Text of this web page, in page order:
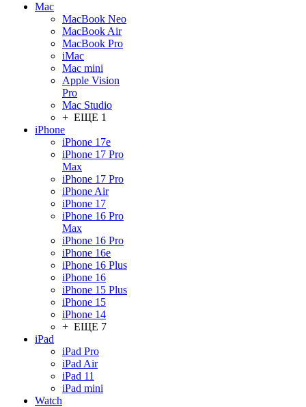
Mac
MacBook Neo
MacBook Air
MacBook Pro
iMac
Mac mini
Apple Vision
Pro
Mac Studio
+ ЕЩЕ 1
iPhone
iPhone 17e
iPhone 17 Pro
Max
iPhone 17 Pro
iPhone Air
iPhone 17
iPhone 16 Pro
Max
iPhone 16 Pro
iPhone 16e
iPhone 16 Plus
iPhone 16
iPhone 15 Plus
iPhone 15
iPhone 14
+ ЕЩЕ 7
iPad
iPad Pro
iPad Air
iPad 11
iPad mini
Watch